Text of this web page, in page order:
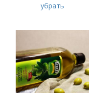
убрать